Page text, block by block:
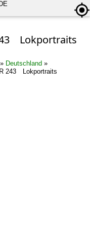
Lokportraits
» Deutschland »
243 Lokportraits